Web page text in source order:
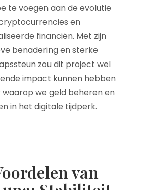
te voegen aan de evolutie
en
financiën. Met zijn
benadering en sterke
zou dit project wel
impact kunnen hebben
we geld beheren en
in het digitale tijdperk.
van